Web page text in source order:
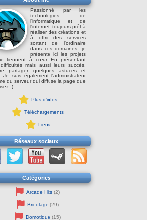
Passionné par les
technologies de
l'informatique et de
l'internet, toujours prêt à
réaliser des créations et
à offrir des services
sortant de l'ordinaire
dans ces domaines, je
présente ici les projets
tiennent à cœur. En présentant
mais aussi leurs succès,
partager quelques astuces et
Je suis également l'administrateur
du serveur qui diffuse la page que
:)
Plus d'infos
Téléchargements
Liens
Réseaux sociaux
Catégories
Arcade Hits (2)
Bricolage (29)
Domotique (15)